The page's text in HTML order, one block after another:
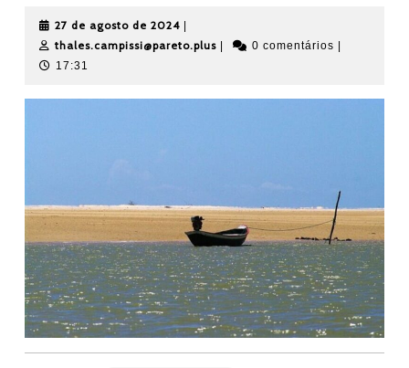
27 de agosto de 2024 27
de
thales.campissi@pareto.plus thales.campissi@pareto.plus
0 comentários
17:31